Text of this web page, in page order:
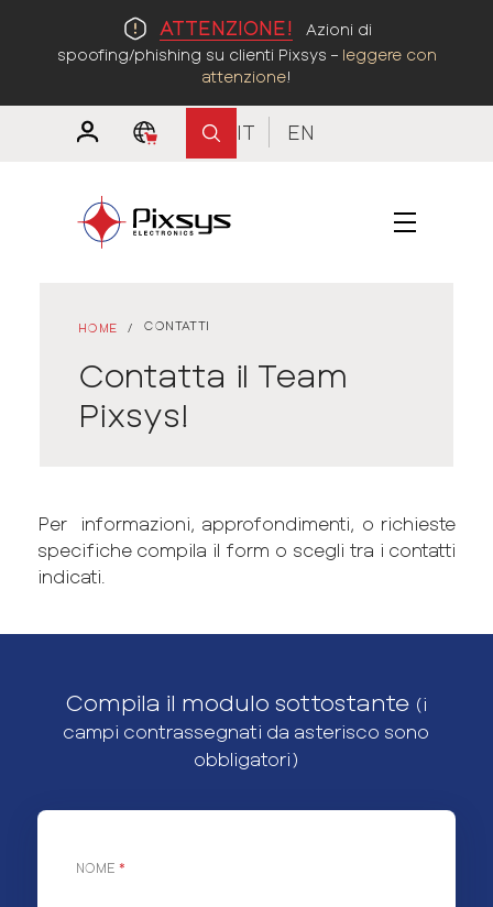
ATTENZIONE!
Azioni di
spoofing/phishing su clienti Pixsys – leggere con
attenzione!
IT EN
HOME / CONTATTI
Contatta il Team
Pixsys!
Per informazioni, approfondimenti, o richieste
specifiche compila il form o scegli tra i contatti
indicati.
Compila il modulo sottostante (i
campi contrassegnati da asterisco sono
obbligatori)
NOME *